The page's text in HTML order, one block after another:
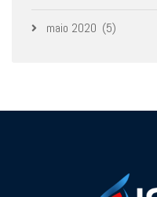
maio 2020 (5)